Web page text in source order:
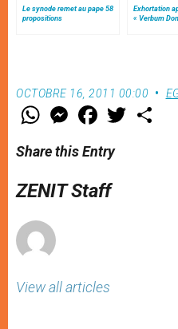
Le synode remet au pape 58
propositions
Exhortation
« Verbum
OCTOBRE 16, 2011 00:00
W
h
t
s
p
p
M
e
s
e
g
e
F
a
e
b
o
k
w
Share this Entry
ZENIT Staff
View all articles